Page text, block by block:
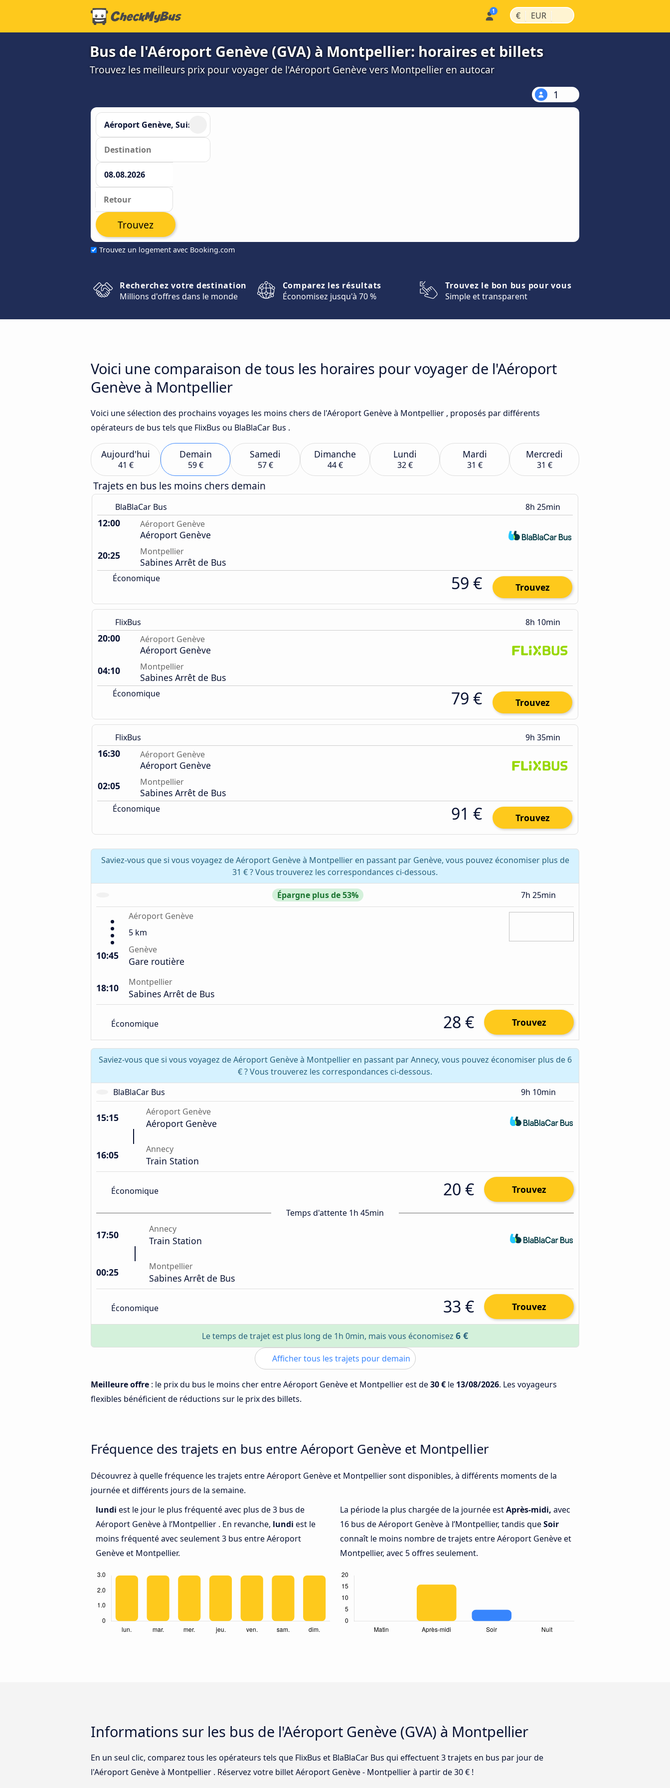
€ | EUR |
Bus de l'Aéroport Genève (GVA) à Montpellier: horaires et billets
Trouvez les meilleurs prix pour voyager de l'Aéroport Genève vers Montpellier en autocar
1
Trouvez un logement avec Booking.com
Trouvez
Recherchez votre destination
Millions d'offres dans le monde
Comparez les résultats
Économisez jusqu'à 70 %
Trouvez le bon bus pour vous
Simple et transparent
Voici une comparaison de tous les horaires pour voyager de l'Aéroport
Genève à Montpellier
Voici une sélection des prochains voyages les moins chers de l'Aéroport Genève à Montpellier , proposés par différents
opérateurs de bus tels que FlixBus ou BlaBlaCar Bus .
Aujourd'hui
41 €
Demain
59 €
Samedi
57 €
Dimanche
44 €
Lundi
32 €
Mardi
31 €
Mercredi
31 €
Trajets en bus les moins chers demain
BlaBlaCar Bus 8h 25min
12:00 Aéroport Genève
Aéroport Genève
20:25
Montpellier
Sabines Arrêt de Bus
Économique 59 € Trouvez
FlixBus 8h 10min
20:00 Aéroport Genève
Aéroport Genève
04:10
Montpellier
Sabines Arrêt de Bus
Économique 79 € Trouvez
FlixBus 9h 35min
16:30 Aéroport Genève
Aéroport Genève
02:05
Montpellier
Sabines Arrêt de Bus
Économique 91 € Trouvez
Saviez-vous que si vous voyagez de Aéroport Genève à Montpellier en passant par Genève, vous pouvez économiser plus de
31 € ? Vous trouverez les correspondances ci-dessous.
Épargne plus de 53%
7h 25min
Aéroport Genève
5 km
10:45 Genève
Gare routière
18:10 Montpellier
Sabines Arrêt de Bus
Économique 28 € Trouvez
Saviez-vous que si vous voyagez de Aéroport Genève à Montpellier en passant par Annecy, vous pouvez économiser plus de 6
€ ? Vous trouverez les correspondances ci-dessous.
BlaBlaCar Bus
9h 10min
15:15 Aéroport Genève
Aéroport Genève
16:05 Annecy
Train Station
Économique 20 € Trouvez
Temps d'attente 1h 45min
17:50 Annecy
Train Station
00:25 Montpellier
Sabines Arrêt de Bus
Économique 33 € Trouvez
Le temps de trajet est plus long de 1h 0min, mais vous économisez 6 €
Afficher tous les trajets pour demain
Meilleure offre : le prix du bus le moins cher entre Aéroport Genève et Montpellier est de30 € le 13/08/2026. Les voyageurs
flexibles bénéficient de réductions sur le prix des billets.
Fréquence des trajets en bus entre Aéroport Genève et Montpellier
Découvrez à quelle fréquence les trajets entre Aéroport Genève et Montpellier sont disponibles, à différents moments de la
journée et différents jours de la semaine.
lundi est le jour le plus fréquenté avec plus de 3 bus de
Aéroport Genève à l’Montpellier . En revanche, lundi est le
moins fréquenté avec seulement 3 bus entre Aéroport
Genève et Montpellier.
La période la plus chargée de la journée estAprès-midi, avec
16 bus de Aéroport Genève à l’Montpellier, tandis queSoir
connaît le moins nombre de trajets entre Aéroport Genève et
Montpellier, avec 5 offres seulement.
Informations sur les bus de l'Aéroport Genève (GVA) à Montpellier
En un seul clic, comparez tous les opérateurs tels que FlixBus et BlaBlaCar Bus qui effectuent 3 trajets en bus par jour de
l'Aéroport Genève à Montpellier . Réservez votre billet Aéroport Genève - Montpellier à partir de 30 € !